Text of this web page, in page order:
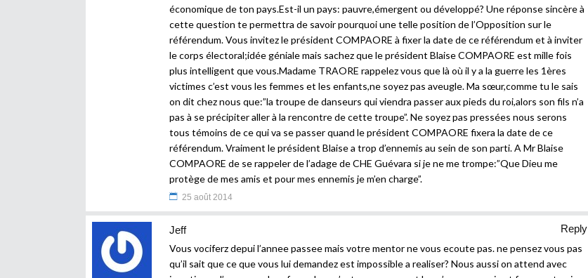
économique de ton pays.Est-il un pays: pauvre,émergent ou développé? Une réponse sincère à
cette question te permettra de savoir pourquoi une telle position de l’Opposition sur le
référendum. Vous invitez le président COMPAORE à fixer la date de ce référendum et à inviter
le corps électoral;idée géniale mais sachez que le président Blaise COMPAORE est mille fois
plus intelligent que vous.Madame TRAORE rappelez vous que là où il y a la guerre les 1ères
victimes c’est vous les femmes et les enfants,ne soyez pas aveugle. Ma sœur,comme tu le sais
on dit chez nous que:”la troupe de danseurs qui viendra passer aux pieds du roi,alors son fils n’a
pas à se précipiter aller à la rencontre de cette troupe”. Ne soyez pas pressées nous serons
tous témoins de ce qui va se passer quand le président COMPAORE fixera la date de ce
référendum. Vraiment le président Blaise a trop d’ennemis au sein de son parti. A Mr Blaise
COMPAORE de se rappeler de l’adage de CHE Guévara si je ne me trompe:”Que Dieu me
protège de mes amis et pour mes ennemis je m’en charge”.
25 août 2014
Jeff
Reply
Vous vociferz depui l’annee passee mais votre mentor ne vous ecoute pas. ne pensez vous pas
qu’il sait que ce que vous lui demandez est impossible a realiser? Nous aussi on attend avec